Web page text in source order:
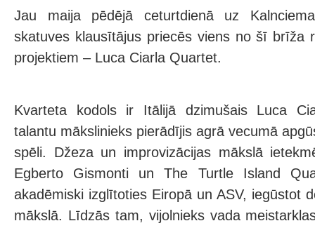
Jau maija pēdējā ceturtdienā uz
skatuves klausītājus priecēs viens no šī brīža
projektiem – Luca Ciarla Quartet.
Kvarteta kodols ir Itālijā dzimušais Luca
talantu mākslinieks pierādījis agrā vecumā
spēli. Džeza un improvizācijas mākslā
Egberto Gismonti un The Turtle Island
akadēmiski izglītoties Eiropā un ASV, iegūstot
mākslā. Līdzās tam, vijolnieks vada